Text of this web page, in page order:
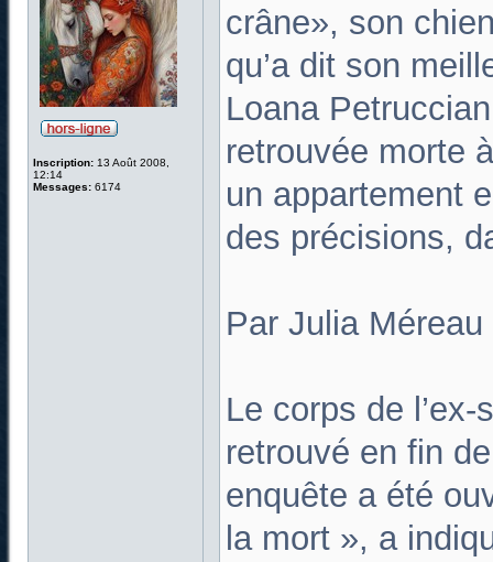
Inscription: 13 Août 2008,
12:14
Messages: 6174
crâne», son
qu’a dit son
Loana
retrouvée morte
un appartement
des précisions,
Par Julia
Le corps de
retrouvé en fin
enquête a été
la mort », a